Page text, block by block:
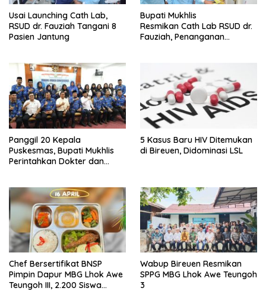
Usai Launching Cath Lab,
RSUD dr. Fauziah Tangani 8
Pasien Jantung
Bupati Mukhlis
Resmikan Cath Lab RSUD dr.
Fauziah, Penanganan
Panggil 20 Kepala
Puskesmas, Bupati Mukhlis
Perintahkan Dokter dan
5 Kasus Baru HIV Ditemukan
di Bireuen, Didominasi LSL
Chef Bersertifikat BNSP
Pimpin Dapur MBG Lhok Awe
Teungoh III, 2.200 Siswa
Wabup Bireuen Resmikan
SPPG MBG Lhok Awe Teungoh
3